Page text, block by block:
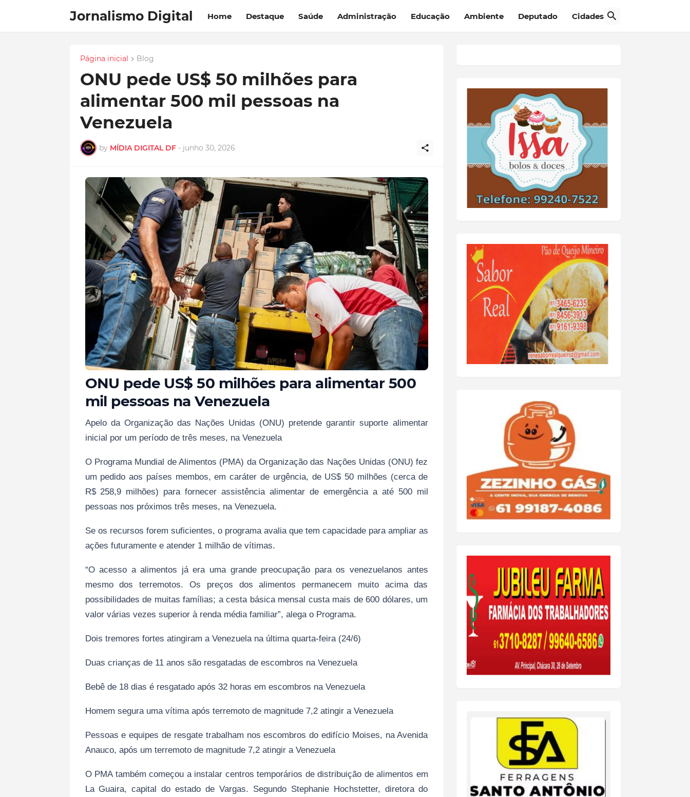
Jornalismo Digital Home Destaque Saúde Administração Educação Ambiente Deputado Cidades
Página inicial Blog
ONU pede US$ 50 milhões para
alimentar 500 mil pessoas na
Venezuela
by MÍDIA DIGITAL DF - junho 30, 2026
ONU pede US$ 50 milhões para alimentar 500
mil pessoas na Venezuela
Apelo da Organização das Nações Unidas (ONU) pretende garantir suporte alimentar
inicial por um período de três meses, na Venezuela
O Programa Mundial de Alimentos (PMA) da Organização das Nações Unidas (ONU) fez
um pedido aos países membos, em caráter de urgência, de US$ 50 milhões (cerca de
R$ 258,9 milhões) para fornecer assistência alimentar de emergência a até 500 mil
pessoas nos próximos três meses, na Venezuela.
Se os recursos forem suficientes, o programa avalia que tem capacidade para ampliar as
ações futuramente e atender 1 milhão de vítimas.
“O acesso a alimentos já era uma grande preocupação para os venezuelanos antes
mesmo dos terremotos. Os preços dos alimentos permanecem muito acima das
possibilidades de muitas famílias; a cesta básica mensal custa mais de 600 dólares, um
valor várias vezes superior à renda média familiar”, alega o Programa.
Dois tremores fortes atingiram a Venezuela na última quarta-feira (24/6)
Duas crianças de 11 anos são resgatadas de escombros na Venezuela
Bebê de 18 dias é resgatado após 32 horas em escombros na Venezuela
Homem segura uma vítima após terremoto de magnitude 7,2 atingir a Venezuela
Pessoas e equipes de resgate trabalham nos escombros do edifício Moises, na Avenida
Anauco, após um terremoto de magnitude 7,2 atingir a Venezuela
O PMA também começou a instalar centros temporários de distribuição de alimentos em
La Guaira, capital do estado de Vargas. Segundo Stephanie Hochstetter, diretora do